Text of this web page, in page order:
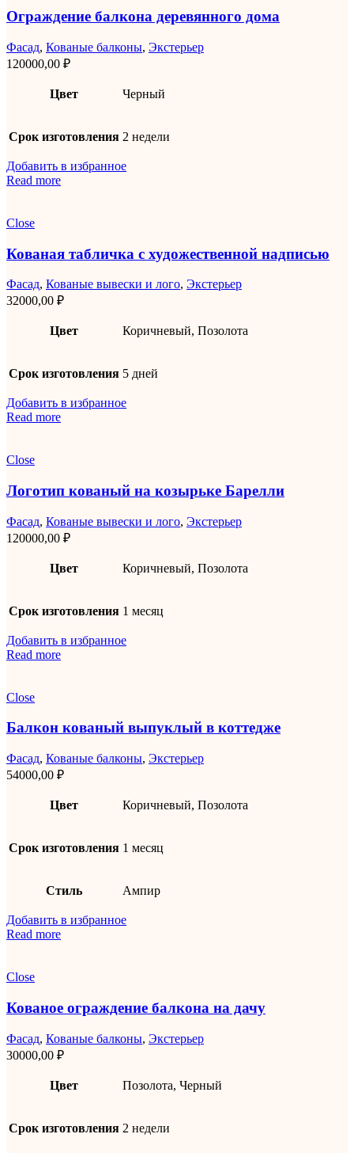
Ограждение балкона деревянного дома
Фасад, Кованые балконы, Экстерьер
120000,00 ₽
Цвет Черный
Срок изготовления 2 недели
Добавить в избранное
Read more
Close
Кованая табличка с художественной надписью
Фасад, Кованые вывески и лого, Экстерьер
32000,00 ₽
Цвет Коричневый, Позолота
Срок изготовления 5 дней
Добавить в избранное
Read more
Close
Логотип кованый на козырьке Барелли
Фасад, Кованые вывески и лого, Экстерьер
120000,00 ₽
Цвет Коричневый, Позолота
Срок изготовления 1 месяц
Добавить в избранное
Read more
Close
Балкон кованый выпуклый в коттедже
Фасад, Кованые балконы, Экстерьер
54000,00 ₽
Цвет Коричневый, Позолота
Срок изготовления 1 месяц
Стиль Ампир
Добавить в избранное
Read more
Close
Кованое ограждение балкона на дачу
Фасад, Кованые балконы, Экстерьер
30000,00 ₽
Цвет Позолота, Черный
Срок изготовления 2 недели